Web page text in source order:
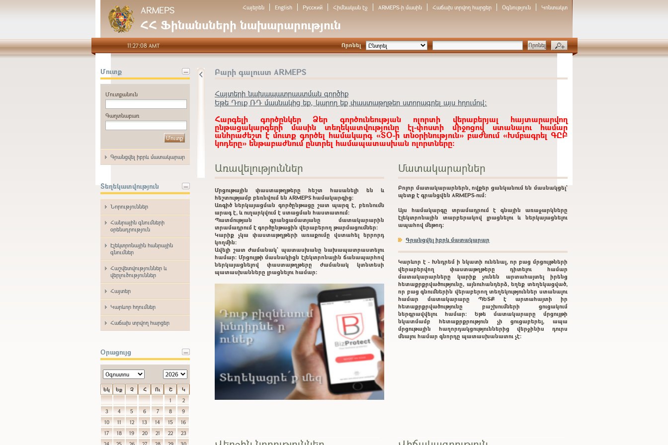
ARMEPS
ՀՀ Ֆինանսների նախարարություն
Հայերեն English Русский Հիմնական էջ ARMEPS-ի մասին Հաճախ տրվող հարցեր Օգնություն Կոնտակտ
11:27:08 AMT Որոնել
Մուտք
Մուտքանուն
Գաղտնաբառ
Գրանցվել իբրև մատակարար
Տեղեկատվություն
Նորություններ
Հանրային գնումների
օրենսդրություն
Էլեկտրոնային հանրային
գնումներ
Հաշվետվություններ և
վերլուծություններ
Հայտեր
Կարևոր հղումներ
Հաճախ տրվող հարցեր
Օրացույց
Եկ Եք Չ Հ Ու Շ
Կ
1
2
3
4 5 6 7 8
9
10
11 12 13 14 15
16
17
18 19 20 21 22
23
Բարի գալուստ ARMEPS
Հայտերի նախապատրաստման գործիք
Եթե Դուք ՌԴ մասնակից եք, կարող եք փաստաթղթեր ստորագրել այս հղումով:
Հարգելի գործընկեր Ձեր գործունեության ոլորտի վերաբերյալ հայտարարվող
ընթացակարգերի մասին տեղեկատվությունը էլ-փոստի միջոցով ստանալու համար
անհրաժեշտ է մուտք գործել համակարգ «ՏՕ-ի տնօրինություն» բաժնում «Խմբագրել ԳԸԲ
կոդերը» ենթաբաժնում ընտրել համապատասխան ոլորտները:
Առավելություններ
Մրցութային փաստաթղթերը հեշտ հասանելի են և
հեշտությամբ բեռնվում են ARMEPS համակարգից:
Առգիծ ներկայացման գործընթացը շատ պարզ է, բեռնումն
արագ է, և ուղարկվում է ստացման հաստատում:
Պատմության գրանցամատյանը մատակարարին
տրամադրում է գործընթացին վերաբերող թարմացումներ:
Կարիք չկա փաստաթղթերի առաքումը վստահել երրորդ
կողմին:
Ավելի շատ ժամանակ` պատասխանը նախապատրաստելու
համար: Մրցույթի մասնակիցն էլեկտրոնային ճանապարհով
ներկայացնելով փաստաթղթերը ժամանակ կտնտեսի
պատասխանները լրացնելու համար:
Մատակարարներ
Բոլոր մատակարարներն, ովքեր ցանկանում են մասնակցել`
պետք է գրանցվեն ARMEPS-ում:
Այս համակարգը տրամադրում է գնային առաջարկները
էլեկտրոնային տարբերակով լրացնելու և ներկայացնելու
ապահով մեթոդ:
Գրանցվել իբրև մատակարար
Կարևոր է - Խնդրեմ ի նկատի ունենալ, որ բաց մրցույթների
վերաբերվող փաստաթղթերը դիտելու համար
մատակարարները կարիք չունեն արտահայտել իրենց
հետաքրքրվածությունը, այնուհանդերձ, եղեք տեղեկացված,
որ բաց գնումներին վերաբերող տեղեկություններ ստանալու
համար մատակարարը ՊԵՏՔ է արտահայտի իր
հետաքրքրվածությունը բաշխումների ցուցակում
ներգրավվելու համար: Եթե մատակարարը մրցույթի
նկատմամբ հետաքրքրություն չի ցուցաբերել, ապա
մրցութային հաղորդակցություններից վերջինիս դուրս
մնալու համար գնորդը պատասխանատու չէ: